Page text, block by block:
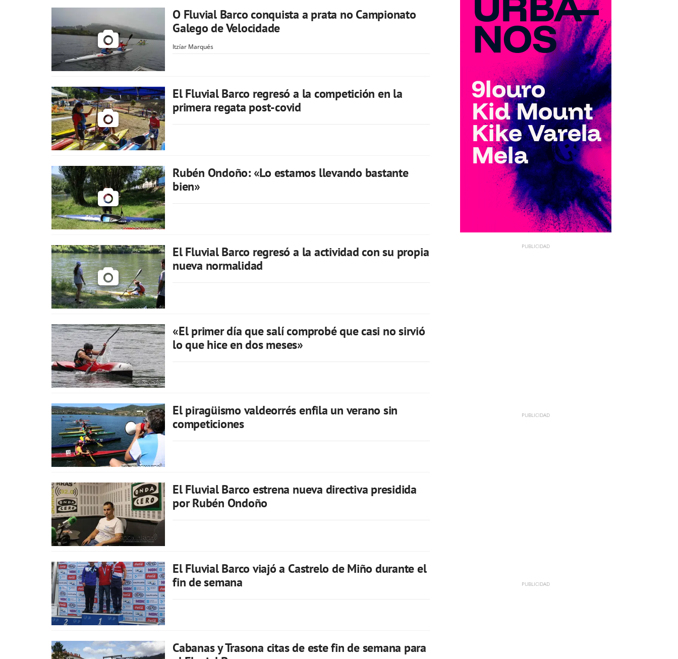
O Fluvial Barco conquista a prata no Campionato
Galego de Velocidade
Itzíar Marqués
El Fluvial Barco regresó a la competición en la
primera regata post-covid
Rubén Ondoño: «Lo estamos llevando bastante
bien»
El Fluvial Barco regresó a la actividad con su propia
nueva normalidad
«El primer día que salí comprobé que casi no sirvió
lo que hice en dos meses»
El piragüismo valdeorrés enfila un verano sin
competiciones
El Fluvial Barco estrena nueva directiva presidida
por Rubén Ondoño
El Fluvial Barco viajó a Castrelo de Miño durante el
fin de semana
Cabanas y Trasona citas de este fin de semana para